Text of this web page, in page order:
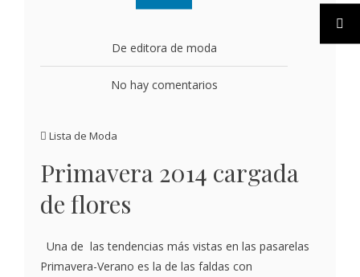
De editora de moda
No hay comentarios
Lista de Moda
Primavera 2014 cargada
de flores
Una de las tendencias más vistas en las pasarelas
Primavera-Verano es la de las faldas con